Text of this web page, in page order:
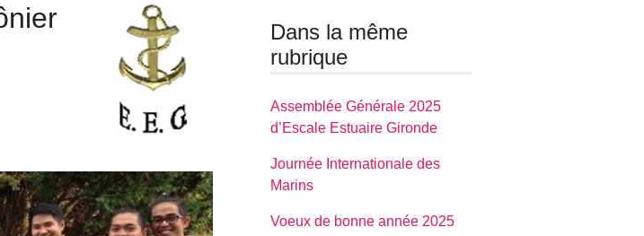
Dans la même
rubrique
Assemblée Générale 2025
d’Escale Estuaire Gironde
Journée Internationale des
Marins
Voeux de bonne année 2025